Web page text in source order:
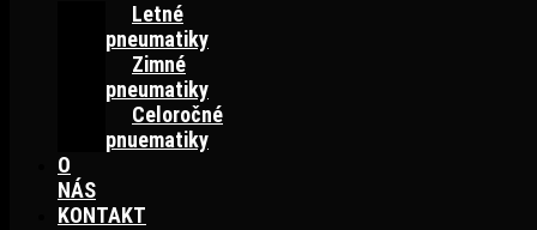
Letné
pneumatiky
Zimné
pneumatiky
Celoročné
pnuematiky
O
NÁS
KONTAKT